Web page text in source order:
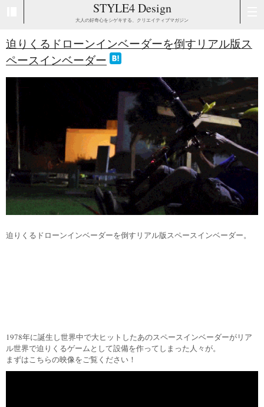
STYLE4 Design
大人の好奇心をシゲキする、クリエイティブマガジン
迫りくるドローンインベーダーを倒すリアル版ス
ペースインベーダー
迫りくるドローンインベーダーを倒すリアル版スペースインベーダー。
1978年に誕生し世界中で大ヒットしたあのスペースインベーダーがリア
ル世界で迫りくるゲームとして設備を作ってしまった人々が。
まずはこちらの映像をご覧ください！